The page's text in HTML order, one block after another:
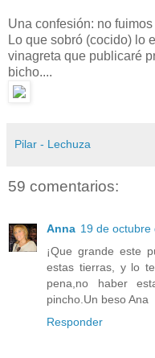
Una confesión: no
Lo que sobró (cocido) lo
vinagreta que publicaré
bicho....
Pilar - Lechuza
59 comentarios:
Anna 19 de octubre
¡Que grande este
estas tierras, y lo
pena,no haber
pincho.Un beso Ana
Responder